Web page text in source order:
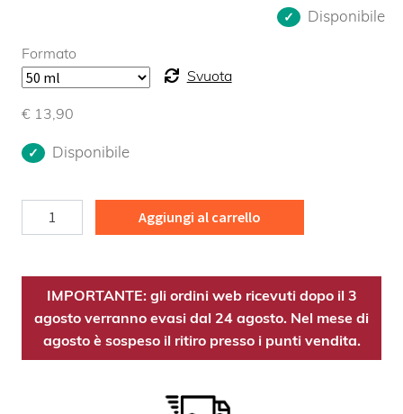
Disponibile
Formato
Svuota
€ 13,90
Disponibile
Nocciolo
MG
quantità
Aggiungi al carrello
IMPORTANTE: gli ordini web ricevuti dopo il 3
agosto verranno evasi dal 24 agosto. Nel mese di
agosto è sospeso il ritiro presso i punti vendita.